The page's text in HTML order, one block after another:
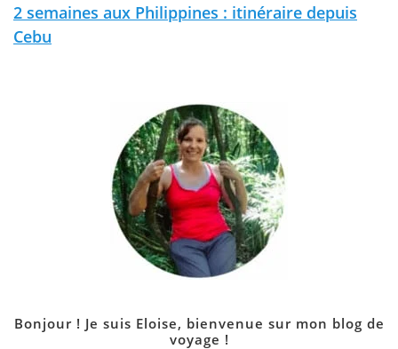
2 semaines aux Philippines : itinéraire depuis
Cebu
Bonjour ! Je suis Eloise, bienvenue sur mon blog de
voyage !